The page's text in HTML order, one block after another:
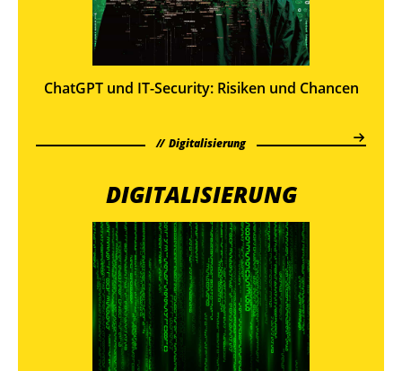
ChatGPT und IT-Security: Risiken und Chancen
Digitalisierung
DIGITALISIERUNG